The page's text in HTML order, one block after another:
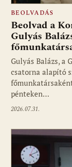
BEOLVADÁS
Beolvad a
Gulyás
Gulyás Balázs, a
csatorna alapító
pénteken…
2026.07.31.